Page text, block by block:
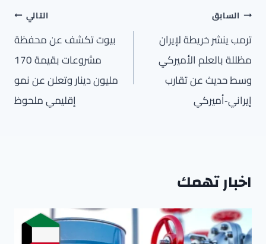
تصفّح
المقالات
السابق
ترمب ينشر خريطة لإيران
مظللة بالعلم الأميركي
وسط حديث عن تقارب
إيراني‑أميركي
التالي
بيوت تكشف عن محفظة
مشروعات بقيمة 170
مليون دينار وتعلن عن نمو
إقليمي ملحوظ
اخبار تهمك